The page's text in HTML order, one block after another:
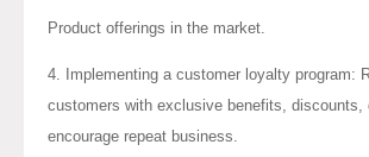
Product offerings in the market.
4. Implementing a customer loyalty program:
customers with exclusive benefits, discounts,
encourage repeat business.